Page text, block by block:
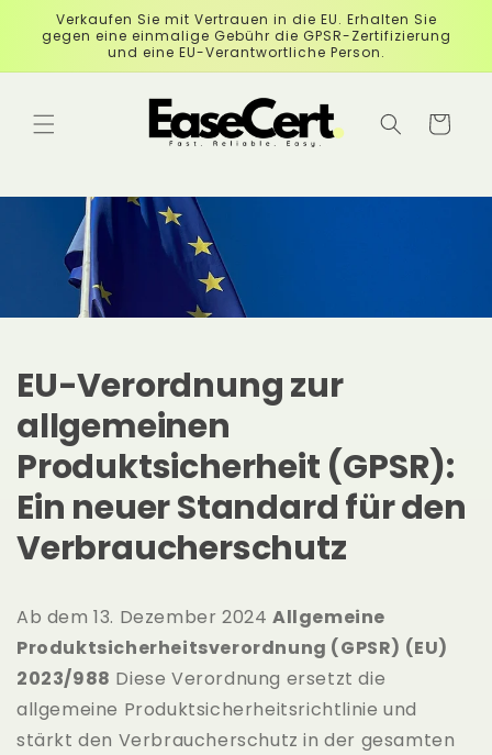
Sie zu
Inhalten
Verkaufen Sie mit Vertrauen in die EU. Erhalten Sie
gegen eine einmalige Gebühr die GPSR-Zertifizierung
und eine EU-Verantwortliche Person.
Checkout
EU-Verordnung zur
allgemeinen
Produktsicherheit (GPSR):
Ein neuer Standard für den
Verbraucherschutz
Ab dem 13. Dezember 2024 Allgemeine
Produktsicherheitsverordnung (GPSR) (EU)
2023/988 Diese Verordnung ersetzt die
allgemeine Produktsicherheitsrichtlinie und
stärkt den Verbraucherschutz in der gesamten